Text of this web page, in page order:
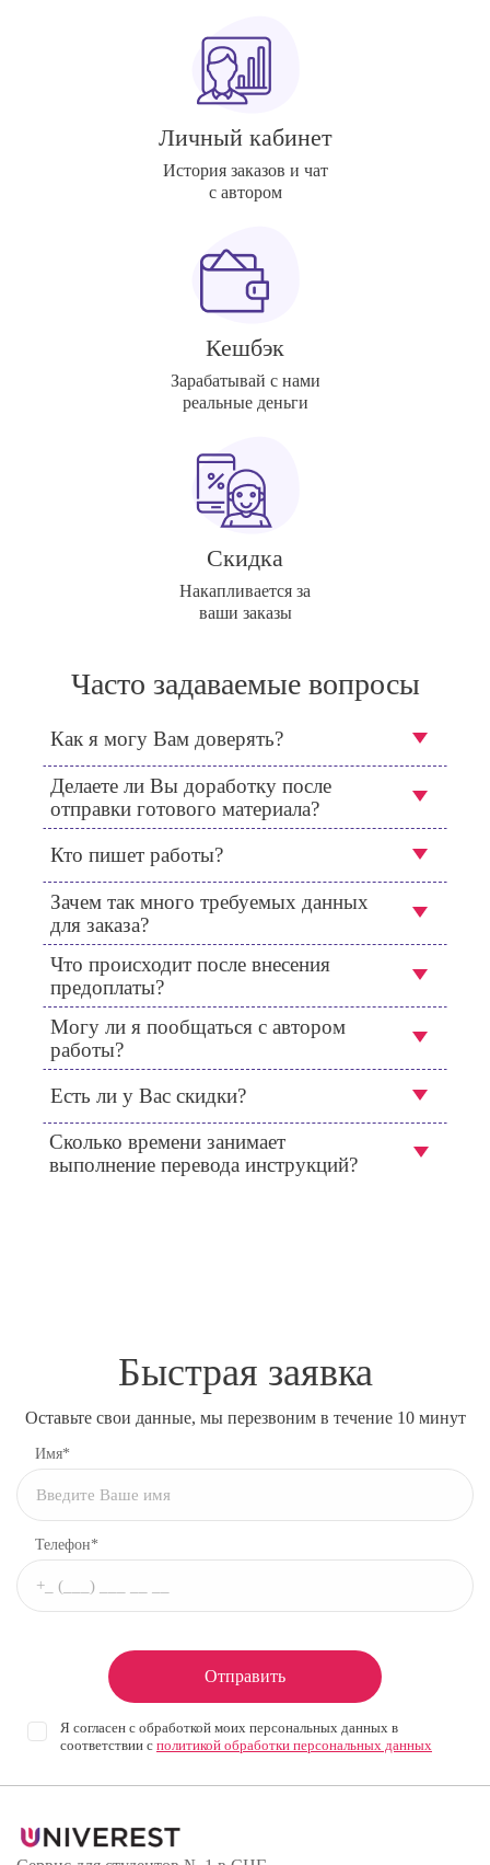
Личный кабинет
История заказов и чат
с автором
Кешбэк
Зарабатывай с нами
реальные деньги
Скидка
Накапливается за
ваши заказы
Часто задаваемые вопросы
Как я могу Вам доверять?
Делаете ли Вы доработку после
отправки готового материала?
Кто пишет работы?
Зачем так много требуемых данных
для заказа?
Что происходит после внесения
предоплаты?
Могу ли я пообщаться с автором
работы?
Есть ли у Вас скидки?
Сколько времени занимает
выполнение перевода инструкций?
Быстрая заявка
Оставьте свои данные, мы перезвоним в течение 10 минут
Имя*
Телефон*
Отправить
Я согласен с обработкой моих персональных данных в
соответствии с политикой обработки персональных данных